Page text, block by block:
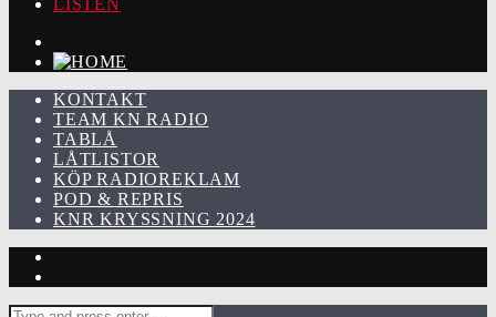
LISTEN
KONTAKT
TEAM KN RADIO
TABLÅ
LÅTLISTOR
KÖP RADIOREKLAM
POD & REPRIS
KNR KRYSSNING 2024